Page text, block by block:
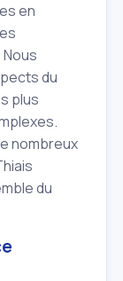
en
du
plus
nombreux
du